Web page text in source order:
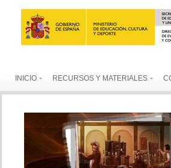
INICIO RECURSOS Y MATERIALES